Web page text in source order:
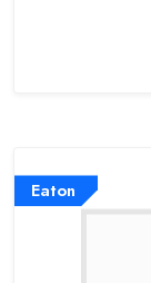
Eaton